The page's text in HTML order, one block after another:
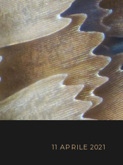
11 APRILE 2021